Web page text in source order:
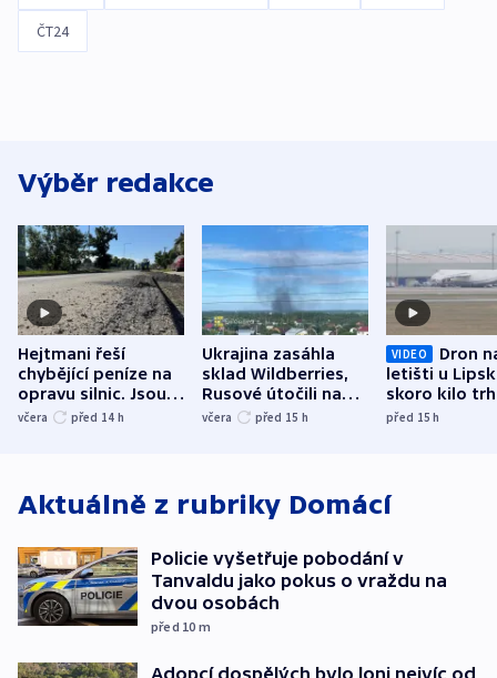
ČT24
Výběr redakce
Hejtmani řeší
chybějící peníze na
opravu silnic. Jsou
nenárokové, namítá
včera před 14 h
Ukrajina zasáhla
sklad Wildberries,
Rusové útočili na
trh, hasiče či
včera před 15 h
VIDEO
Dron
letišti u
skoro kilo
indicie
před 15h
Aktuálně z rubriky Domácí
Policie vyšetřuje pobodání v
Tanvaldu jako pokus o vraždu na
dvou osobách
před 10 m
Adopcí dospělých bylo loni nejvíc od